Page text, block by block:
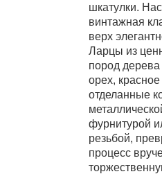
шкатулки.
винтажная
верх
Ларцы из
пород дерева
орех,
отделанные
фурнитурой
резьбой,
процесс